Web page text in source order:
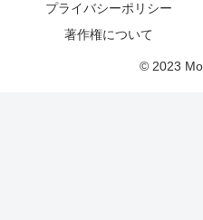
プライバシーポリシー
著作権について
© 2023